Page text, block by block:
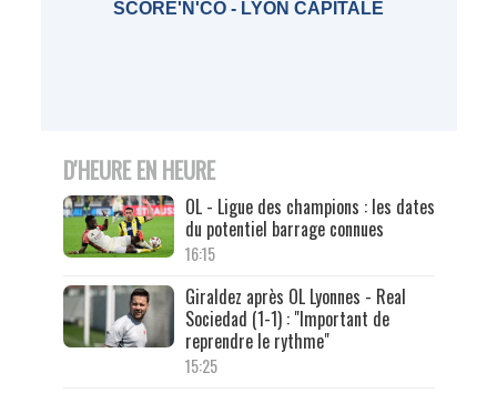
SCORE'N'CO - LYON CAPITALE
D'HEURE EN HEURE
OL - Ligue des champions : les dates
du potentiel barrage connues
16:15
Giraldez après OL Lyonnes - Real
Sociedad (1-1) : "Important de
reprendre le rythme"
15:25